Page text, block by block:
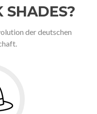
SHADES?
der deutschen